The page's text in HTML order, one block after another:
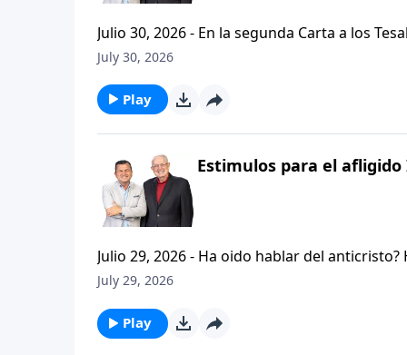
Julio 30, 2026 - En la segunda Carta a los
permanezcan firmes y aferrados a las
del mensaje que comenzamos hace un par
July 30, 2026
Play
Estimulos para el
Julio 29, 2026 - Ha oido hablar del
que se refiere la Biblia cuando usa la palabra
capitulo de 2 Tesalonicenses y escuchemos
AFLIGIDO.
July 29, 2026
Play